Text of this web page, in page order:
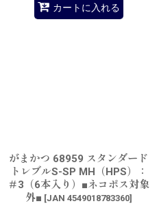
カートに入れる
がまかつ 68959 スタンダード
トレブルS-SP MH（HPS）：
＃3（6本入り）■ネコポス対象
外■ [JAN 4549018783360]